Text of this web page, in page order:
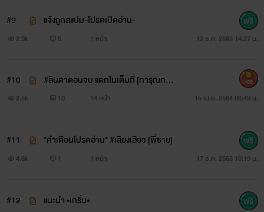
#9 แจ้งถูกสแปม-โปรดเปิดอ่าน-
2.9k 5 1 หน้า 12 ธ.ค. 2563 14:27 น.
#10
#ลินดาตอนจบ แตกในเต็มที่ [ทารุณกรร
ม]
2.5k 10 14 หน้า 15 เม.ย. 2564 06:49 น.
400
#11 *คำเตือนโปรดอ่าน* #เสียงเสียว [พี่ชาย]
4.6k 1 1 หน้า 17 ธ.ค. 2563 15:19 น.
#12 แนะนำ •เกริ่น•